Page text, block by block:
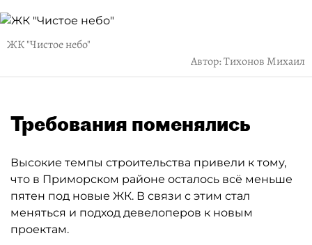
ЖК "Чистое небо"
Автор: Тихонов Михаил
Требования поменялись
Высокие темпы строительства привели к тому,
что в Приморском районе осталось всё меньше
пятен под новые ЖК. В связи с этим стал
меняться и подход девелоперов к новым
проектам.